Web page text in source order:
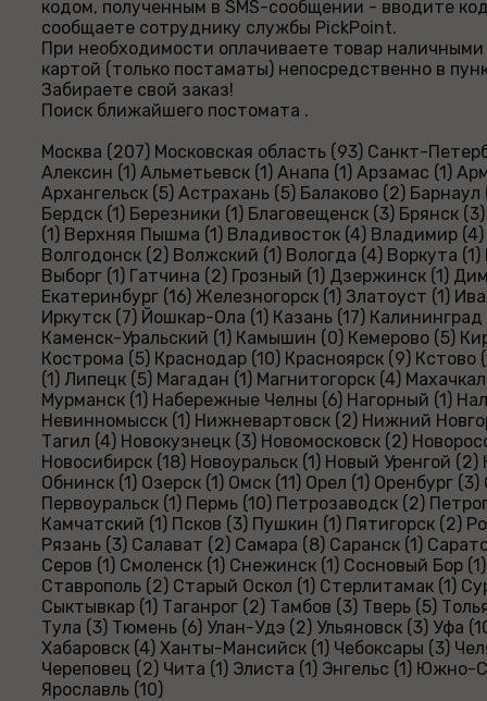
кодом, полученным в SMS-сообщении - вводите
сообщаете сотруднику службы PickPoint.
При необходимости оплачиваете товар
картой (только постаматы) непосредственно в
Забираете свой заказ!
Поиск ближайшего постомата .
Москва (207) Московская область (93) Санкт-
Алексин (1) Альметьевск (1) Анапа (1) Арзамас (1)
Архангельск (5) Астрахань (5) Балаково (2) Барнаул
Бердск (1) Березники (1) Благовещенск (3) Брянск
(1) Верхняя Пышма (1) Владивосток (4) Владимир (4)
Волгодонск (2) Волжский (1) Вологда (4) Воркута (1)
Выборг (1) Гатчина (2) Грозный (1) Дзержинск (1)
Екатеринбург (16) Железногорск (1) Златоуст (1)
Иркутск (7) Йошкар-Ола (1) Казань (17) Калининград
Каменск-Уральский (1) Камышин (0) Кемерово (5)
Кострома (5) Краснодар (10) Красноярск (9) Кстово
(1) Липецк (5) Магадан (1) Магнитогорск (4)
Мурманск (1) Набережные Челны (6) Нагорный (1)
Невинномысск (1) Нижневартовск (2) Нижний
Тагил (4) Новокузнецк (3) Новомосковск (2)
Новосибирск (18) Новоуральск (1) Новый Уренгой (2)
Обнинск (1) Озерск (1) Омск (11) Орел (1) Оренбург
Первоуральск (1) Пермь (10) Петрозаводск (2)
Камчатский (1) Псков (3) Пушкин (1) Пятигорск (2)
Рязань (3) Салават (2) Самара (8) Саранск (1)
Серов (1) Смоленск (1) Снежинск (1) Сосновый Бор
Ставрополь (2) Старый Оскол (1) Стерлитамак (1)
Сыктывкар (1) Таганрог (2) Тамбов (3) Тверь (5)
Тула (3) Тюмень (6) Улан-Удэ (2) Ульяновск (3) Уфа
Хабаровск (4) Ханты-Мансийск (1) Чебоксары (3)
Череповец (2) Чита (1) Элиста (1) Энгельс (1) Южно-
Ярославль (10)